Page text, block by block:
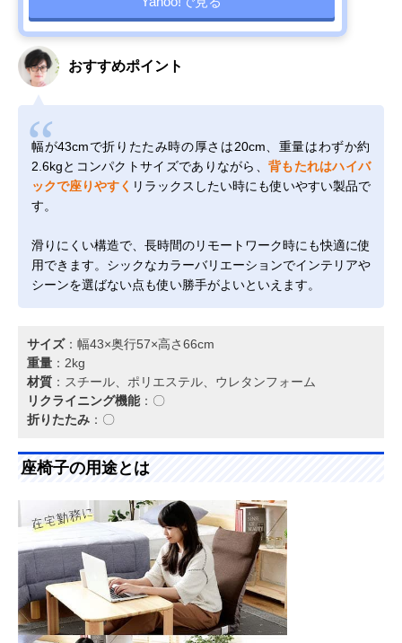
おすすめポイント
幅が43cmで折りたたみ時の厚さは20cm、重量はわずか約
2.6kgとコンパクトサイズでありながら、 背もたれはハイバ
ックで座りやすく リラックスしたい時にも使いやすい製品で
す。
滑りにくい構造で、長時間のリモートワーク時にも快適に使
用できます。シックなカラーバリエーションでインテリアや
シーンを選ばない点も使い勝手がよいといえます。
サイズ：幅43×奥行57×高さ66cm
重量 ：2kg
材質 ：スチール、ポリエステル、ウレタンフォーム
リクライニング機能：〇
折りたたみ ：〇
座椅子の用途とは